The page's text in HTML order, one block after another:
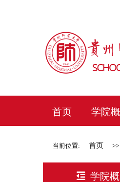
首页 学院
当前位置: 首页 >>
学院